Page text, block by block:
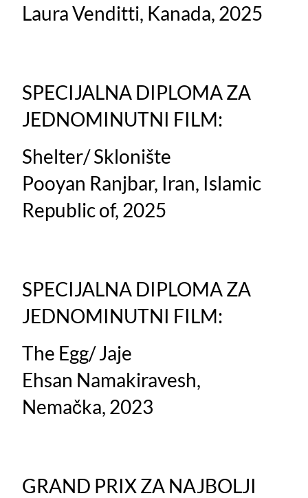
Laura Venditti, Kanada, 2025
SPECIJALNA DIPLOMA ZA
JEDNOMINUTNI FILM:
Shelter/ Sklonište
Pooyan Ranjbar, Iran, Islamic
Republic of, 2025
SPECIJALNA DIPLOMA ZA
JEDNOMINUTNI FILM:
The Egg/ Jaje
Ehsan Namakiravesh,
Nemačka, 2023
GRAND PRIX ZA NAJBOLJI